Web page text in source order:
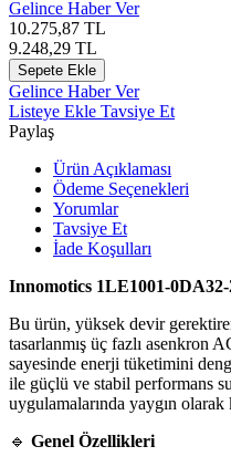
Gelince Haber Ver
10.275,87 TL
9.248,29 TL
Sepete Ekle
Gelince Haber Ver
Listeye Ekle Tavsiye Et
Paylaş
Ürün Açıklaması
Ödeme Seçenekleri
Yorumlar
Tavsiye Et
İade Koşulları
Innomotics 1LE1001-
Bu ürün, yüksek devir
tasarlanmış üç fazlı asenkron
sayesinde enerji tüketimini
ile güçlü ve stabil performans
uygulamalarında yaygın olarak
🔹 Genel Özellikleri